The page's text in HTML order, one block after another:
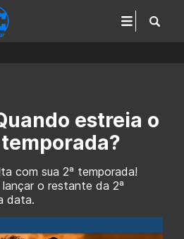
estreia o
com sua 2ª temporada!
o restante da 2ª
data.